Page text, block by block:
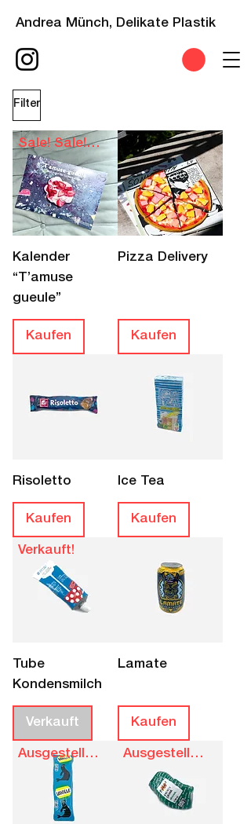
Andrea Münch, Delikate Plastik
Filter
Sale! Sale! Sale!
Kalender
“T’amuse
gueule”
Kaufen
Pizza Delivery
Kaufen
Risoletto
Kaufen
Ice Tea
Kaufen
Verkauft!
Tube
Kondensmilch
Verkauft
Lamate
Kaufen
Ausgestellt bis 28.8. Ausgestellt bis 28.8.